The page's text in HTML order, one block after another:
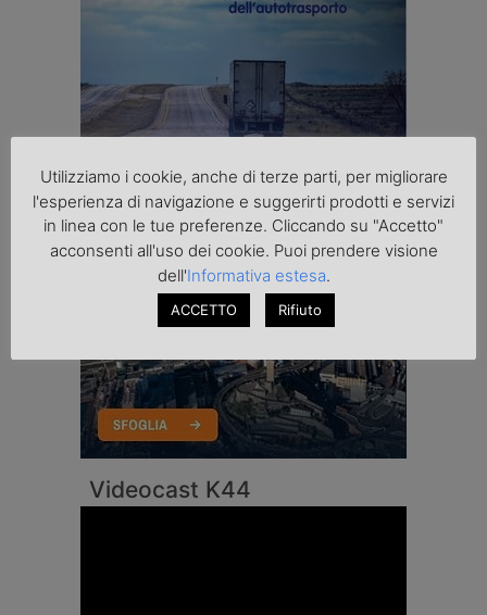
Videocast K44
Utilizziamo i cookie, anche di terze parti, per migliorare
l'esperienza di navigazione e suggerirti prodotti e servizi
in linea con le tue preferenze. Cliccando su "Accetto"
acconsenti all'uso dei cookie. Puoi prendere visione
dell'Informativa estesa.
ACCETTO Rifiuto